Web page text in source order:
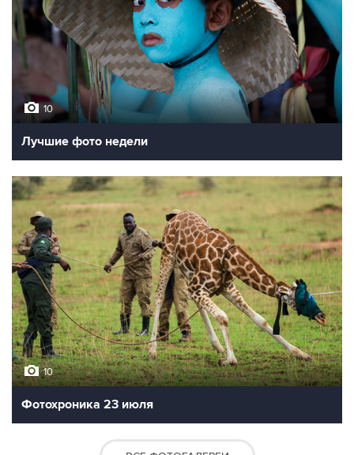
10
Лучшие фото недели
10
Фотохроника 23 июля